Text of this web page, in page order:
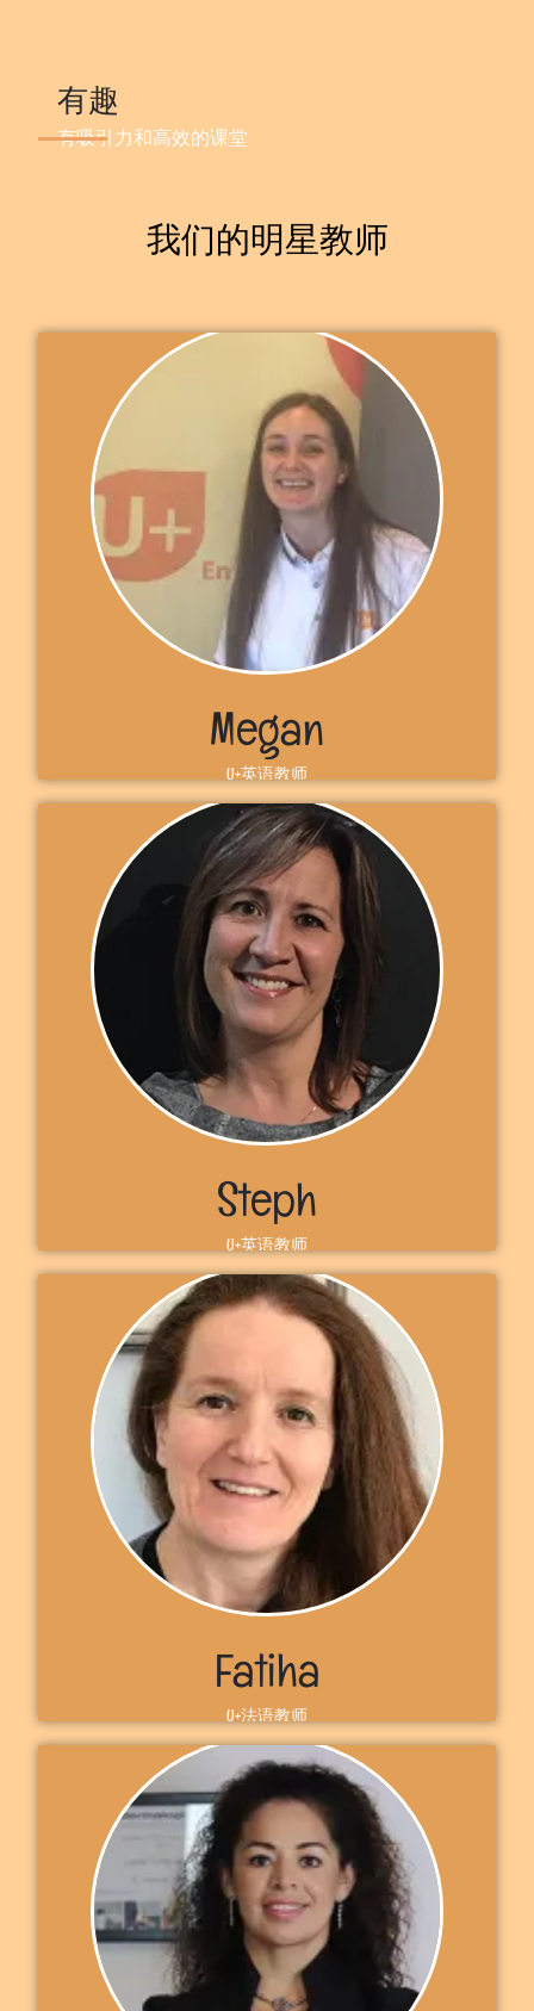
有趣
有吸引力和高效的课堂
我们的明星教师
Megan
U+英语教师
自我介绍
Hello！欢迎来到 U+.我是Megan梅根教师，来自加拿大多伦多。
在 U+，我想让学习变得有趣和无压力，因为我相信这是最好的学习
方式。我迫不及待地想与你一起收获英语！ 期待在U+见到你， 梅
根
了解更多
Steph
U+英语教师
自我介绍
Hello！欢迎来到 U+.我是斯蒂芬教师，我来自加拿大萨尼亚。我教
英语已经20多年了，我希望你能加入我们，一起练习英语。 期待在
U+见到你， 斯蒂芬
了解更多
Fatiha
U+法语教师
自我介绍
Bonjour！欢迎来到 U+，我是法蒂哈教师，来自法国。我当了20
多年的教师。对法语充满热情也很希望可以教你法语！ 期待在U+见
到你，法蒂哈